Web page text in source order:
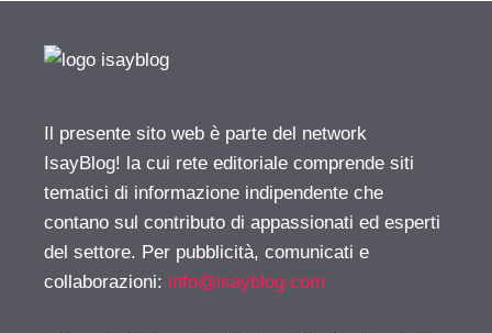
Il presente sito web è parte del network
IsayBlog! la cui rete editoriale comprende siti
tematici di informazione indipendente che
contano sul contributo di appassionati ed esperti
del settore. Per pubblicità, comunicati e
collaborazioni: info@isayblog.com